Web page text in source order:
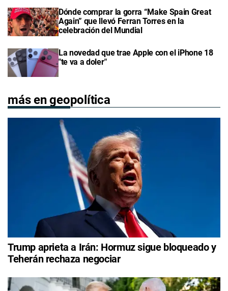
Dónde comprar la gorra “Make Spain Great
Again” que llevó Ferran Torres en la
celebración del Mundial
La novedad que trae Apple con el iPhone 18
"te va a doler"
más en geopolítica
Trump aprieta a Irán: Hormuz sigue bloqueado y
Teherán rechaza negociar